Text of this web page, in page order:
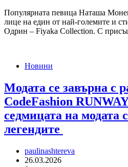
Популярната певица Наташа
лице на един от най-големите и
Одрин – Fiyaka Collection. С
Новини
Модата се завърна с
CodeFashion
седмицата на модата
легендите
paulinashtereva
26.03.2026